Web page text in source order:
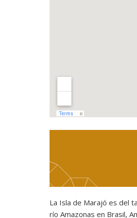
La Isla de Marajó es del
río Amazonas en Brasil,